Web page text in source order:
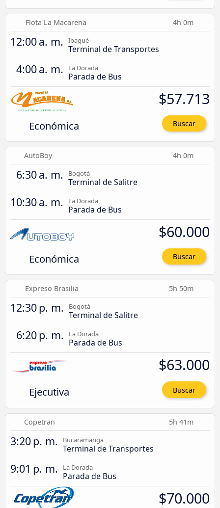
Flota La Macarena 4h 0m
12:00 a. m. Ibagué
Terminal de Transportes
4:00 a. m. La Dorada
Parada de Bus
Económica
$57.713
Buscar
AutoBoy 4h 0m
6:30 a. m. Bogotá
Terminal de Salitre
10:30 a. m. La Dorada
Parada de Bus
Económica
$60.000
Buscar
Expreso Brasilia 5h 50m
12:30 p. m. Bogotá
Terminal de Salitre
6:20 p. m. La Dorada
Parada de Bus
Ejecutiva
$63.000
Buscar
Copetran 5h 41m
3:20 p. m. Bucaramanga
Terminal de Transportes
9:01 p. m. La Dorada
Parada de Bus
$70.000